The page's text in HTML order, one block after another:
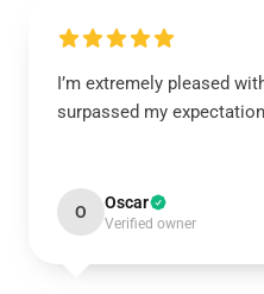
I’m extremely pleased
surpassed my
O Oscar
Verified owner